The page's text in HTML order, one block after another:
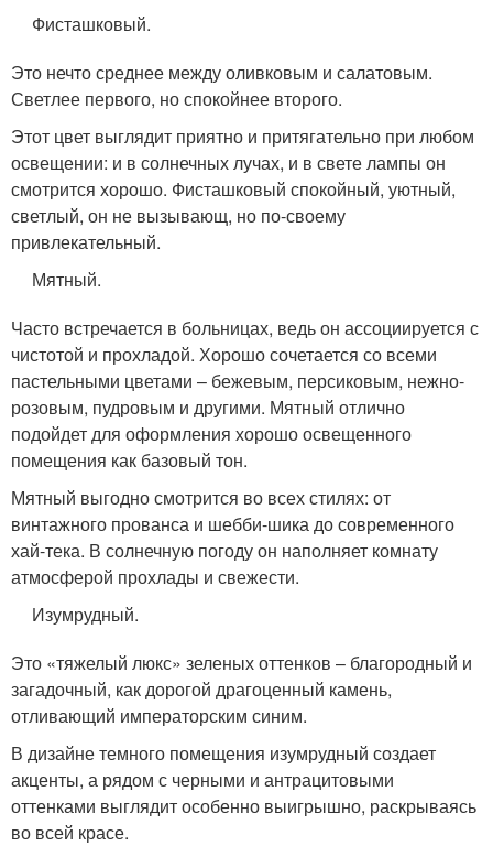
Фисташковый.
Это нечто среднее между оливковым и салатовым.
Светлее первого, но спокойнее второго.
Этот цвет выглядит приятно и притягательно при любом
освещении: и в солнечных лучах, и в свете лампы он
смотрится хорошо. Фисташковый спокойный, уютный,
светлый, он не вызывающ, но по-своему
привлекательный.
Мятный.
Часто встречается в больницах, ведь он ассоциируется с
чистотой и прохладой. Хорошо сочетается со всеми
пастельными цветами – бежевым, персиковым, нежно-
розовым, пудровым и другими. Мятный отлично
подойдет для оформления хорошо освещенного
помещения как базовый тон.
Мятный выгодно смотрится во всех стилях: от
винтажного прованса и шебби-шика до современного
хай-тека. В солнечную погоду он наполняет комнату
атмосферой прохлады и свежести.
Изумрудный.
Это «тяжелый люкс» зеленых оттенков – благородный и
загадочный, как дорогой драгоценный камень,
отливающий императорским синим.
В дизайне темного помещения изумрудный создает
акценты, а рядом с черными и антрацитовыми
оттенками выглядит особенно выигрышно, раскрываясь
во всей красе.